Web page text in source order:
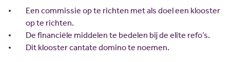
Een commissie op te richten met als doel een klooster
op te richten.
De financiële middelen te bedelen bij de elite refo’s.
Dit klooster cantate domino te noemen.